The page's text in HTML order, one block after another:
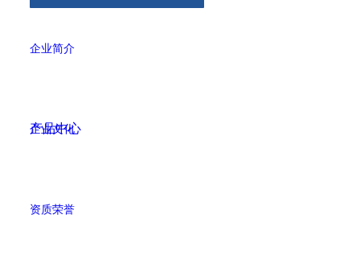
企业简介
企业文化
资质荣誉
产品中心